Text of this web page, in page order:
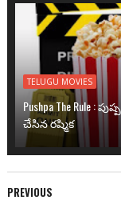
TELUGU MOVIES
Pushpa The Rule
చేసిన రష్మిక
PREVIOUS